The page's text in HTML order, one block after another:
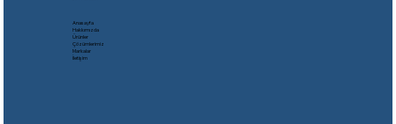
Anasayfa
Hakkımızda
Ürünler
Çözümlerimiz
Markalar
İletişim